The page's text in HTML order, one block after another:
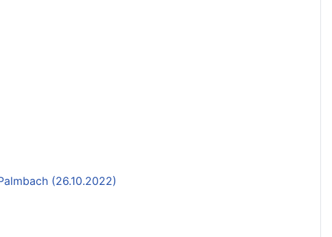
(26.10.2022)